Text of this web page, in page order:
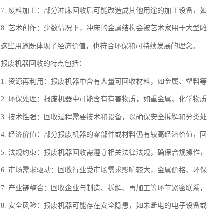
7. 废料加工：部分冲床回收后可能改造成其他用途的加工设备，
8. 艺术创作：少数情况下，冲床的金属结构会被艺术家用于大型
这些用途既体现了经济价值，也符合环保和可持续发展的理念。
报废机器回收的特点包括：
1. 资源再利用：报废机器中含有大量可回收材料，如金属、塑料
2. 环保处理：报废机器中可能含有有害物质，如重金属、化学物
3. 技术性强：回收过程需要技术和设备，以确保安全拆解和分类处
4. 经济价值：部分报废机器的零部件或材料仍有较高经济价值，
5. 法规约束：报废机器回收需遵守相关法律法规，确保合规操作，
6. 市场需求驱动：回收行业受市场需求影响较大，金属价格、环
7. 产业链整合：回收企业与制造、拆解、再加工等环节紧密联系，
8. 安全风险：报废机器可能存在安全隐患，如未断电的电子设备